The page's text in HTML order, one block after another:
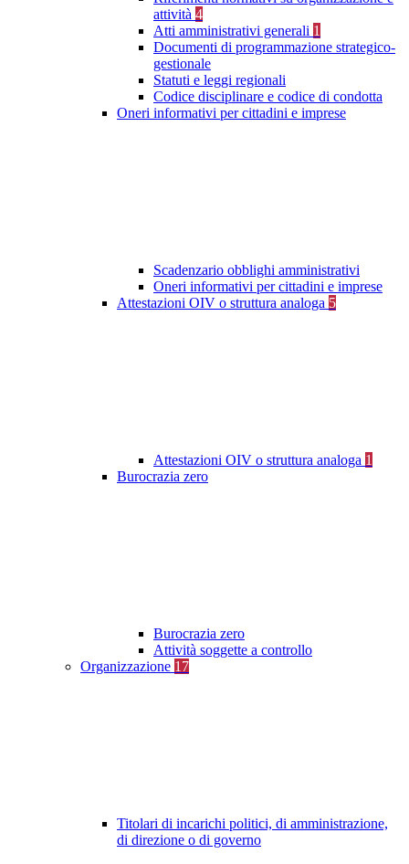
attività 4
Atti amministrativi generali 1
Documenti di programmazione strategico-
gestionale
Statuti e leggi regionali
Codice disciplinare e codice di condotta
Oneri informativi per cittadini e imprese
Scadenzario obblighi amministrativi
Oneri informativi per cittadini e imprese
Attestazioni OIV o struttura analoga 5
Attestazioni OIV o struttura analoga 1
Burocrazia zero
Burocrazia zero
Attività soggette a controllo
Organizzazione 17
Titolari di incarichi politici, di amministrazione,
di direzione o di governo